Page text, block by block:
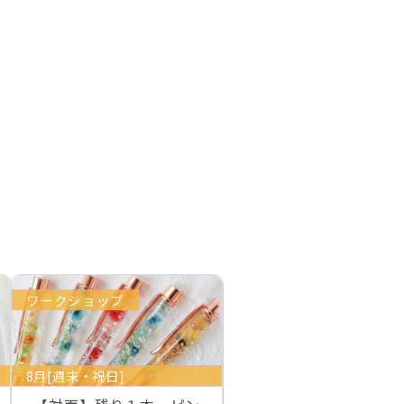
ワークショップ
8月[週末・祝日]